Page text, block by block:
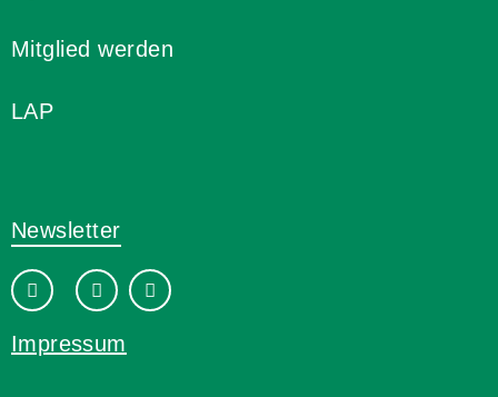
Mitglied werden
LAP
Newsletter
Impressum